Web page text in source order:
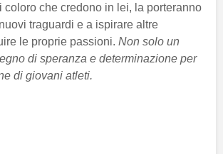
coloro che credono in lei, la porteranno
traguardi e a ispirare altre
le proprie passioni. Non solo un
di speranza e determinazione per
di giovani atleti.